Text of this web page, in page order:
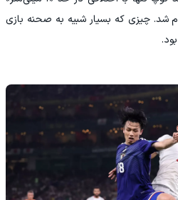
شد. چیزی که بسیار شبیه به صحنه بازی